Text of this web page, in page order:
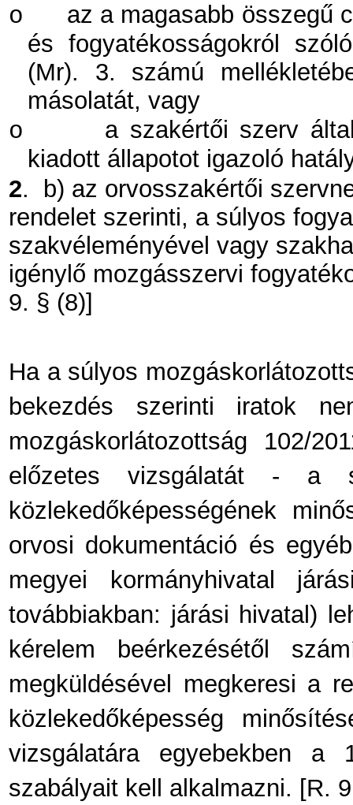
o
az a magasabb összegű
és fogyatékosságokról
(Mr). 3. számú
másolatát, vagy
o
a szakértői szerv
kiadott állapotot igazoló
2.
b) az orvosszakértői
rendelet szerinti, a súlyos
szakvéleményével vagy
igénylő mozgásszervi
9. § (8)]
Ha a súlyos
bekezdés szerinti iratok
mozgáskorlátozottság 102/
előzetes vizsgálatát - a
közlekedőképességének
orvosi dokumentáció és
megyei kormányhivatal
továbbiakban: járási hivatal)
kérelem beérkezésétől
megküldésével megkeresi a
közlekedőképesség
vizsgálatára egyebekben a
szabályait kell alkalmazni. [R.